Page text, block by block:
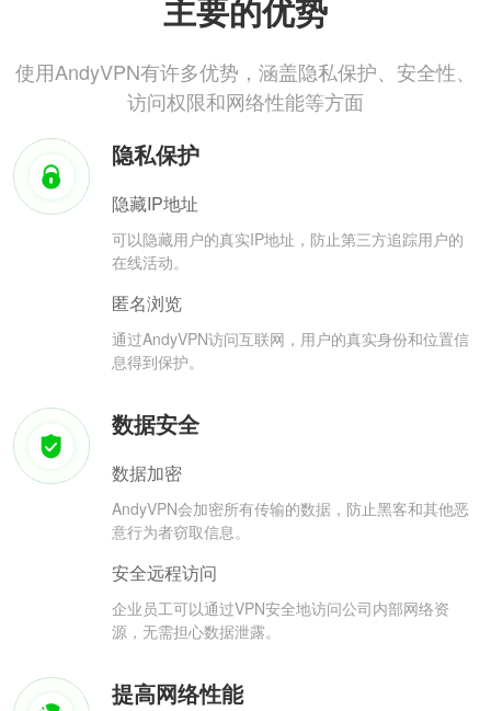
主要的优势
使用AndyVPN有许多优势，涵盖隐私保护、安全性、
访问权限和网络性能等方面
隐私保护
隐藏IP地址
可以隐藏用户的真实IP地址，防止第三方追踪用户的
在线活动。
匿名浏览
通过AndyVPN访问互联网，用户的真实身份和位置信
息得到保护。
数据安全
数据加密
AndyVPN会加密所有传输的数据，防止黑客和其他恶
意行为者窃取信息。
安全远程访问
企业员工可以通过VPN安全地访问公司内部网络资
源，无需担心数据泄露。
提高网络性能